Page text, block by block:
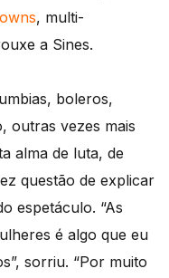
, multi-
a Sines.
boleros,
outras vezes mais
alma de luta, de
questão de explicar
espetáculo. “As
é algo que eu
sorriu. “Por muito